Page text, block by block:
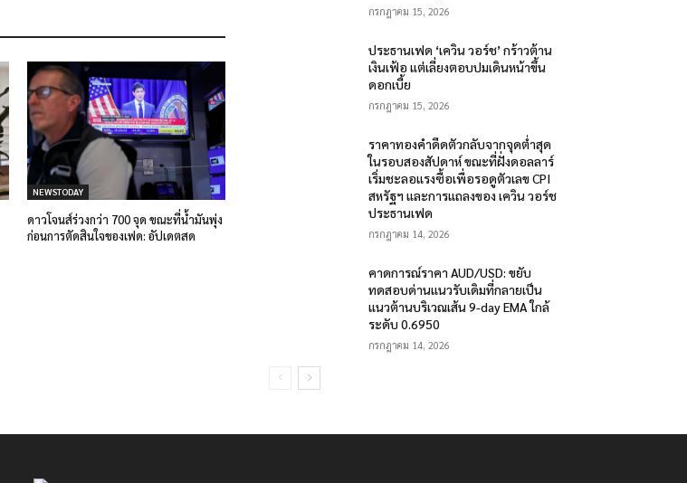
NEWSTODAY
ดาวโจนส์ร่วงกว่า 700 จุด ขณะที่น้ำมันพุ่ง
ก่อนการตัดสินใจของเฟด: อัปเดตสด
กรกฎาคม 15, 2026
ประธานเฟด ‘เควิน วอร์ช’ กร้าวต้าน
เงินเฟ้อ แต่เลี่ยงตอบปมเดินหน้าขึ้น
ดอกเบี้ย
กรกฎาคม 15, 2026
ราคาทองคำดีดตัวกลับจากจุดต่ำสุด
ในรอบสองสัปดาห์ ขณะที่ฝั่งดอลลาร์
เริ่มชะลอแรงซื้อเพื่อรอดูตัวเลข CPI
สหรัฐฯ และการแถลงของ เควิน วอร์ช
ประธานเฟด
กรกฎาคม 14, 2026
คาดการณ์ราคา AUD/USD: ขยับ
ทดสอบด่านแนวรับเดิมที่กลายเป็น
แนวต้านบริเวณเส้น 9-day EMA ใกล้
ระดับ 0.6950
กรกฎาคม 14, 2026